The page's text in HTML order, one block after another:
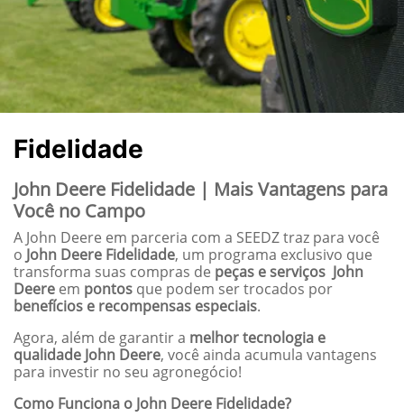
Fidelidade
John Deere Fidelidade | Mais Vantagens para
Você no Campo
A John Deere em parceria com a SEEDZ traz para você
o John Deere Fidelidade, um programa exclusivo que
transforma suas compras de peças e serviços John
Deere em pontos que podem ser trocados por
benefícios e recompensas especiais.
Agora, além de garantir a melhor tecnologia e
qualidade John Deere, você ainda acumula vantagens
para investir no seu agronegócio!
Como Funciona o John Deere Fidelidade?